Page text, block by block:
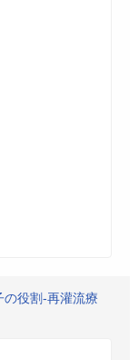
役割-再灌流療